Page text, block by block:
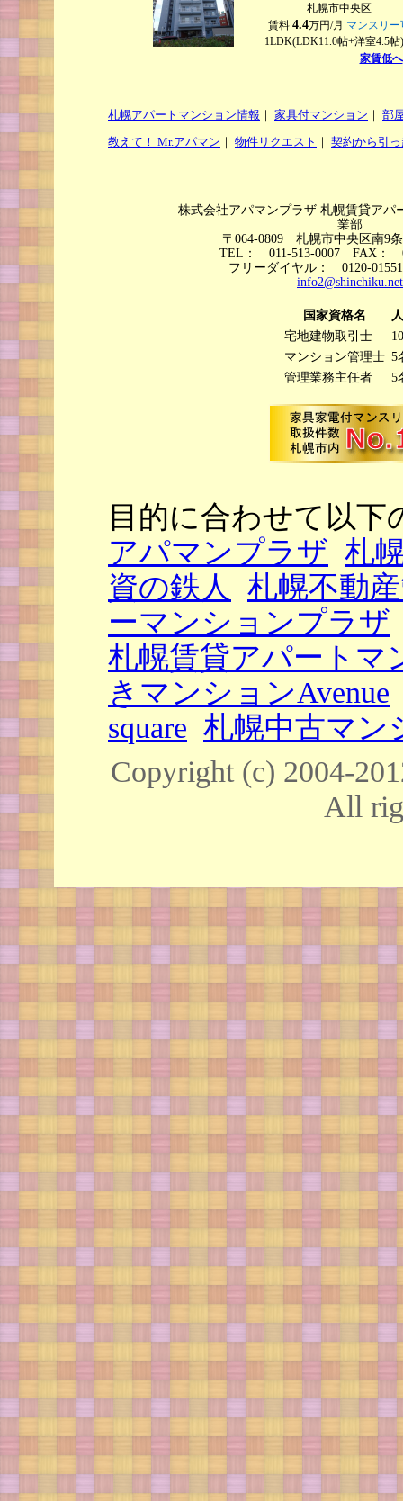
札幌市中央区
賃料 4.4万円/月 マンスリー
1LDK(LDK11.0帖+洋室4.5
家賃低へ
札幌アパートマンション情報 ｜ 家具付マンション ｜ 部
教えて！ Mr.アパマン ｜ 物件リクエスト ｜ 契約から引
株式会社アパマンプラザ 札幌賃貸アパ
業部
〒064-0809 札幌市中央区南9
TEL： 011-513-0007 FAX：
フリーダイヤル： 0120-
info2@shinchiku.net
国家資格名
宅地建物取引士
マンション管理士 5
管理業務主任者
5
目的に合わせて以
アパマンプラザ 札
資の鉄人
札幌不動
ーマンションプラザ
札幌賃貸アパートマ
きマンションAvenue
square 札幌中古マン
Copyright (c) 2004-
All